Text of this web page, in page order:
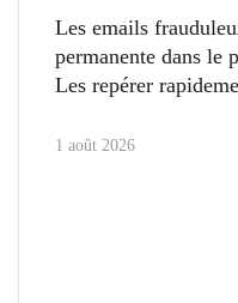
Les emails
permanente dans le
Les repérer
1 août 2026